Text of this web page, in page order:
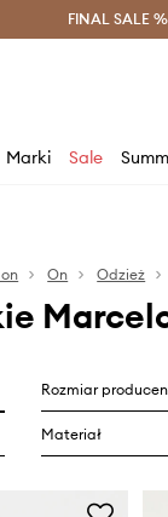
z Answear
FINAL SALE
Marki Sale
On Odzież
Rozmiar
Materiał